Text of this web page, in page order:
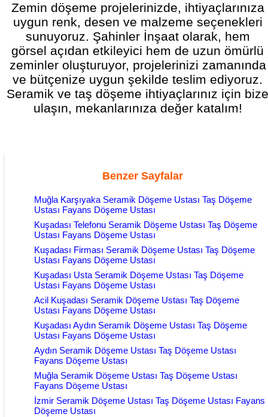
Zemin döşeme projelerinizde, ihtiyaçlarınıza
uygun renk, desen ve malzeme seçenekleri
sunuyoruz. Şahinler İnşaat olarak, hem
görsel açıdan etkileyici hem de uzun ömürlü
zeminler oluşturuyor, projelerinizi zamanında
ve bütçenize uygun şekilde teslim ediyoruz.
Seramik ve taş döşeme ihtiyaçlarınız için bize
ulaşın, mekanlarınıza değer katalım!
Benzer Sayfalar
Muğla Karşıyaka Seramik Döşeme Ustası Taş Döşeme
Ustası Fayans Döşeme Ustası
Kuşadası Telefonu Seramik Döşeme Ustası Taş Döşeme
Ustası Fayans Döşeme Ustası
Kuşadası Firması Seramik Döşeme Ustası Taş Döşeme
Ustası Fayans Döşeme Ustası
Kuşadası Usta Seramik Döşeme Ustası Taş Döşeme
Ustası Fayans Döşeme Ustası
Acil Kuşadası Seramik Döşeme Ustası Taş Döşeme
Ustası Fayans Döşeme Ustası
Kuşadası Aydın Seramik Döşeme Ustası Taş Döşeme
Ustası Fayans Döşeme Ustası
Aydın Seramik Döşeme Ustası Taş Döşeme Ustası
Fayans Döşeme Ustası
Muğla Seramik Döşeme Ustası Taş Döşeme Ustası
Fayans Döşeme Ustası
İzmir Seramik Döşeme Ustası Taş Döşeme Ustası Fayans
Döşeme Ustası